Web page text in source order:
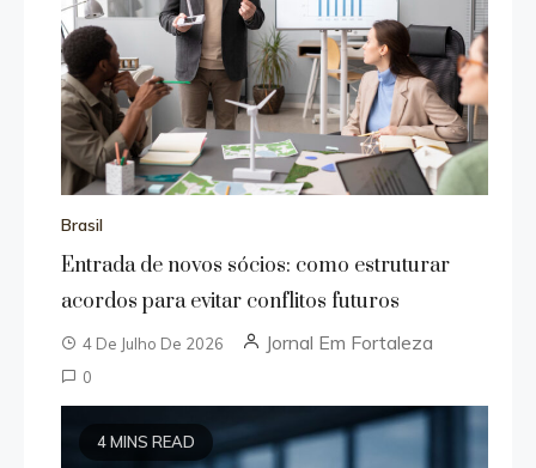
Brasil
Entrada de novos sócios: como estruturar
acordos para evitar conflitos futuros
4 De Julho De 2026 Jornal Em Fortaleza
0
4 MINS READ